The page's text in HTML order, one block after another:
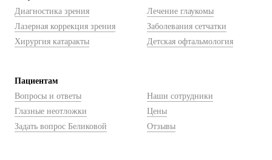
Диагностика зрения
Лазерная коррекция зрения
Хирургия катаракты
Лечение глаукомы
Заболевания сетчатки
Детская офтальмология
Пациентам
Вопросы и ответы
Глазные неотложки
Задать вопрос Беликовой
Наши сотрудники
Цены
Отзывы